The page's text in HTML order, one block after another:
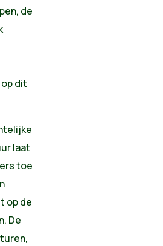
de
dit
laat
toe
op de
De